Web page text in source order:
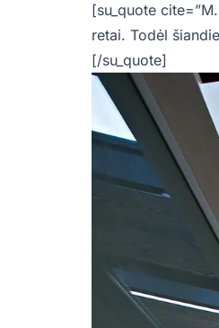
[su_quote
retai. Todėl
[/su_quote]